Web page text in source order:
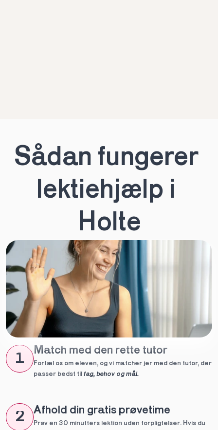
Sådan fungerer
lektiehjælp i
Holte
1
Match med den rette tutor
Fortæl os om eleven, og vi matcher jer med den tutor, der
passer bedst til fag, behov og mål.
2 Afhold din gratis prøvetime
Prøv en 30 minutters lektion uden forpligtelser. Hvis du